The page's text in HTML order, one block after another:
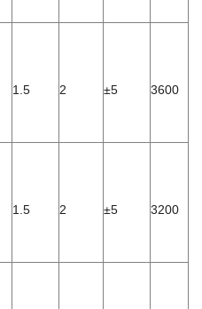
1.5 2 ±5 3600
1.5 2 ±5 3200